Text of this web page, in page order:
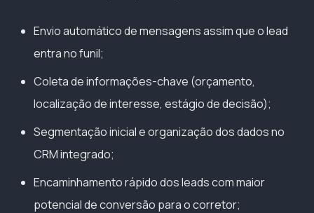
Envio automático de mensagens assim que o lead
entra no funil;
Coleta de informações-chave (orçamento,
localização de interesse, estágio de decisão);
Segmentação inicial e organização dos dados no
CRM integrado;
Encaminhamento rápido dos leads com maior
potencial de conversão para o corretor;